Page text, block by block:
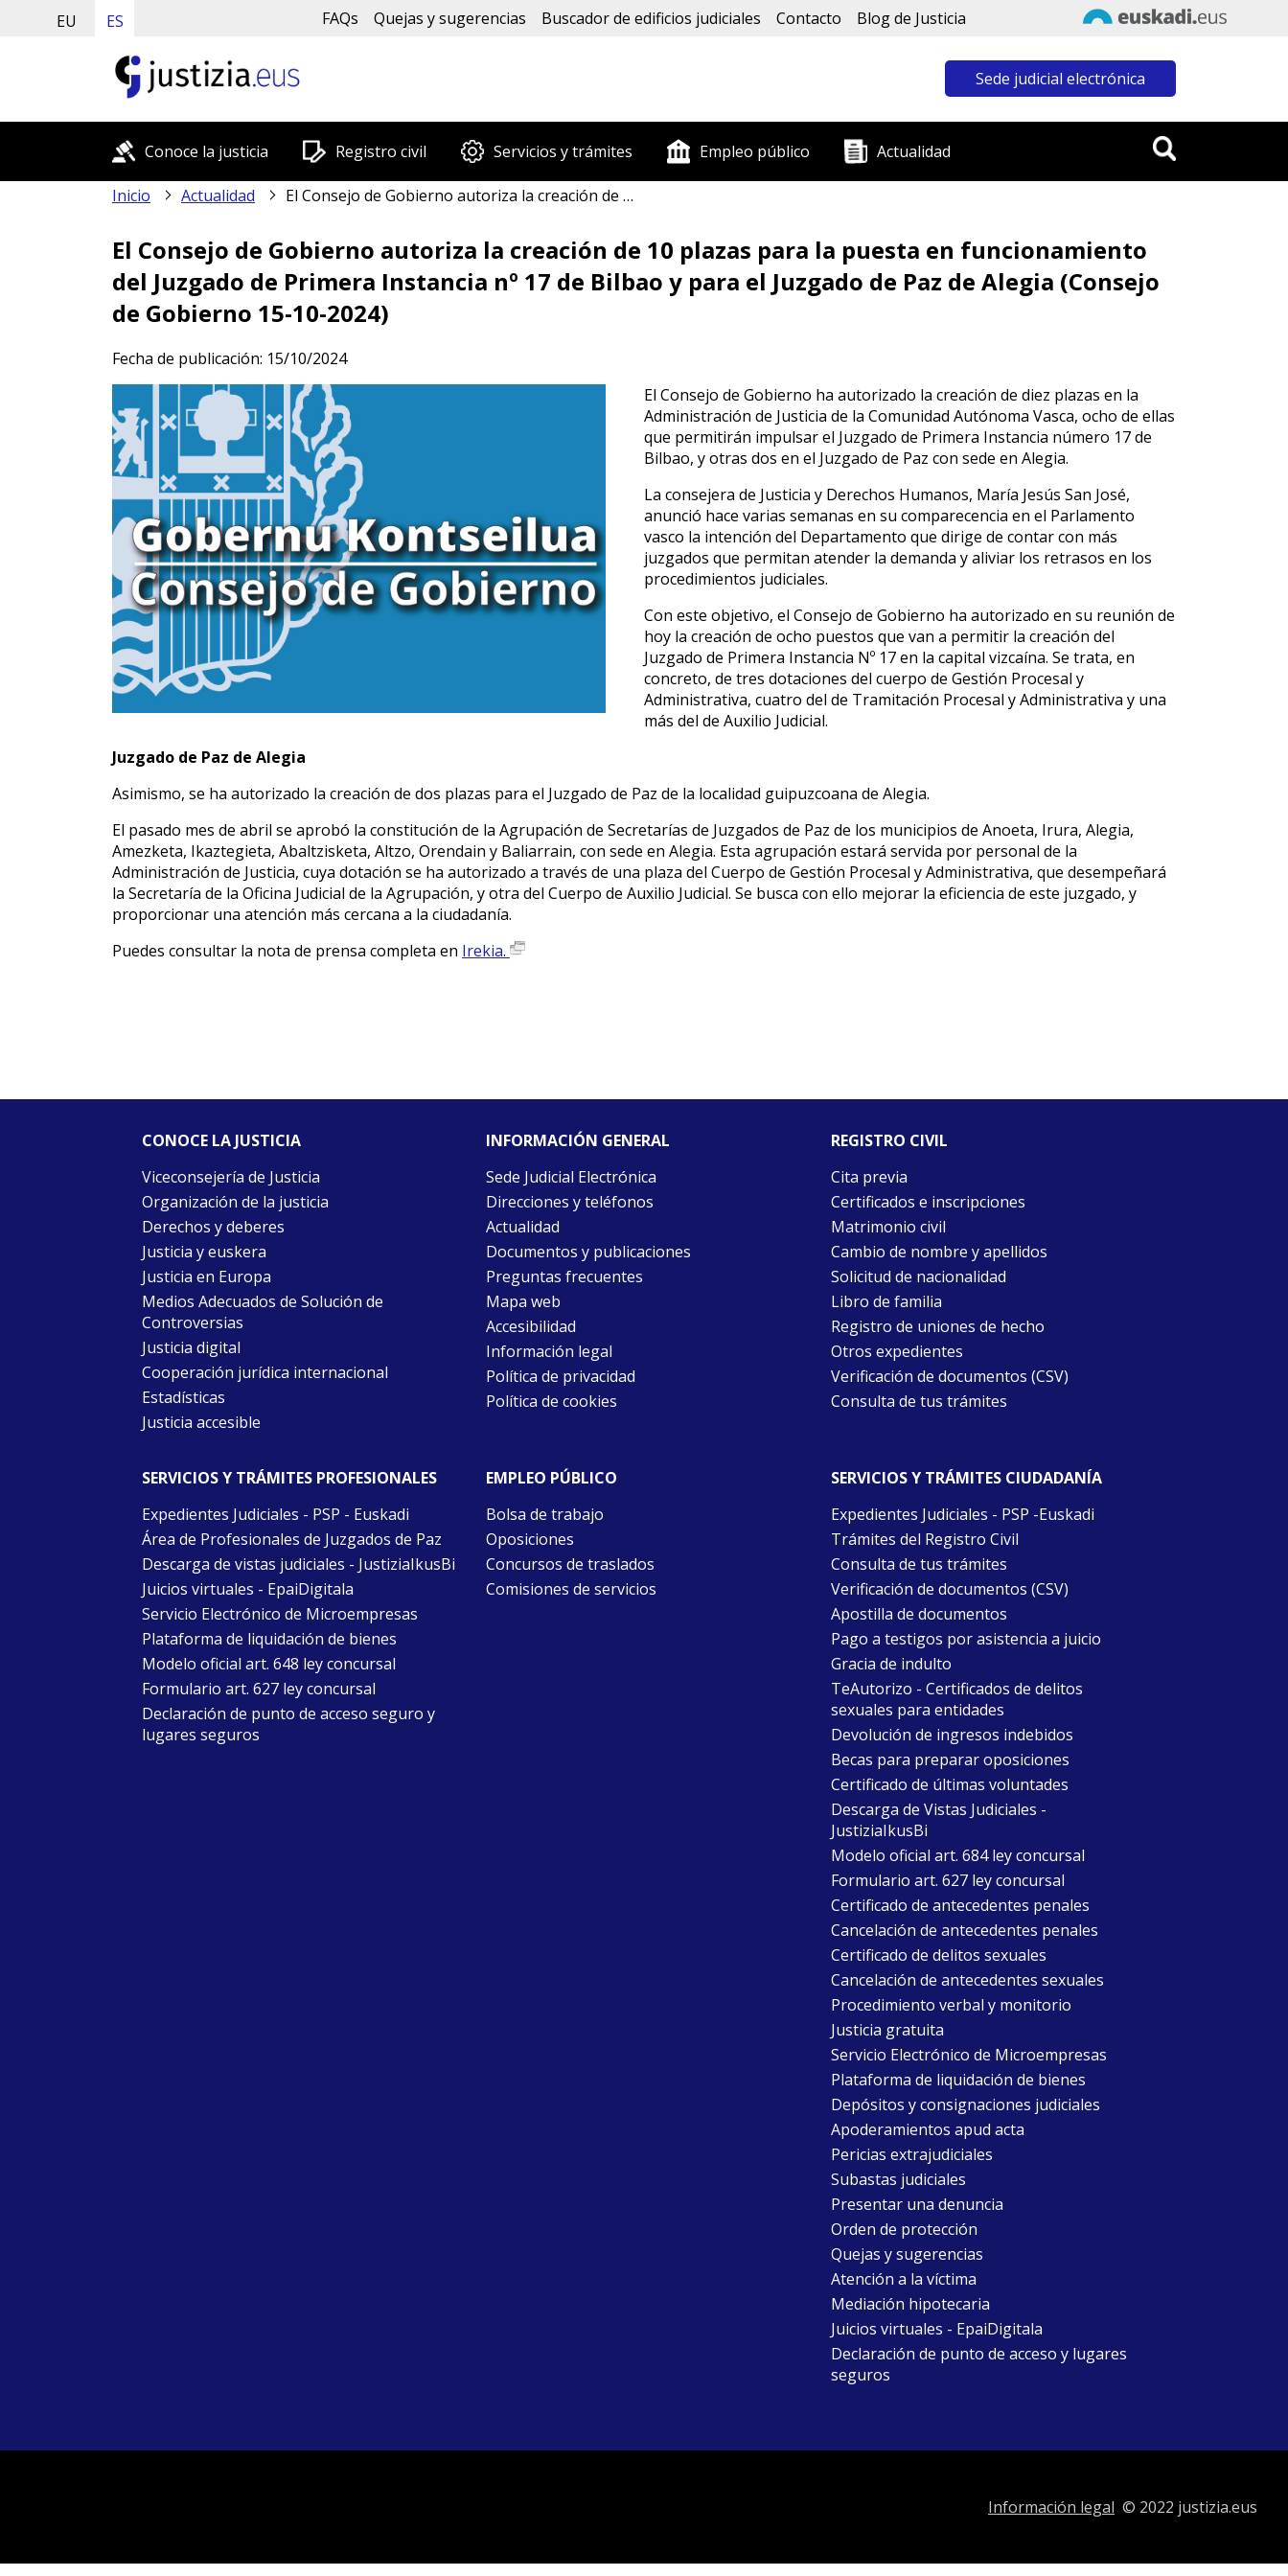
EU ES FAQs Quejas y sugerencias Buscador de edificios judiciales Contacto Blog de Justicia
Sede judicial electrónica
Conoce la justicia Registro civil Servicios y trámites Empleo público Actualidad
Inicio Actualidad El Consejo de Gobierno autoriza la creación de 10 plazas para la puesta en funcionamiento del Juzgado de Primera Instancia nº 17 de Bilbao y para el Juzgado de Paz de Alegia (Consejo de Gobierno 15-10-2024)
El Consejo de Gobierno autoriza la creación de 10 plazas para la puesta en funcionamiento
del Juzgado de Primera Instancia nº 17 de Bilbao y para el Juzgado de Paz de Alegia (Consejo
de Gobierno 15-10-2024)
Fecha de publicación: 15/10/2024
El Consejo de Gobierno ha autorizado la creación de diez plazas en la
Administración de Justicia de la Comunidad Autónoma Vasca, ocho de ellas
que permitirán impulsar el Juzgado de Primera Instancia número 17 de
Bilbao, y otras dos en el Juzgado de Paz con sede en Alegia.
La consejera de Justicia y Derechos Humanos, María Jesús San José,
anunció hace varias semanas en su comparecencia en el Parlamento
vasco la intención del Departamento que dirige de contar con más
juzgados que permitan atender la demanda y aliviar los retrasos en los
procedimientos judiciales.
Con este objetivo, el Consejo de Gobierno ha autorizado en su reunión de
hoy la creación de ocho puestos que van a permitir la creación del
Juzgado de Primera Instancia Nº 17 en la capital vizcaína. Se trata, en
concreto, de tres dotaciones del cuerpo de Gestión Procesal y
Administrativa, cuatro del de Tramitación Procesal y Administrativa y una
más del de Auxilio Judicial.
Juzgado de Paz de Alegia
Asimismo, se ha autorizado la creación de dos plazas para el Juzgado de Paz de la localidad guipuzcoana de Alegia.
El pasado mes de abril se aprobó la constitución de la Agrupación de Secretarías de Juzgados de Paz de los municipios de Anoeta, Irura, Alegia,
Amezketa, Ikaztegieta, Abaltzisketa, Altzo, Orendain y Baliarrain, con sede en Alegia. Esta agrupación estará servida por personal de la
Administración de Justicia, cuya dotación se ha autorizado a través de una plaza del Cuerpo de Gestión Procesal y Administrativa, que desempeñará
la Secretaría de la Oficina Judicial de la Agrupación, y otra del Cuerpo de Auxilio Judicial. Se busca con ello mejorar la eficiencia de este juzgado, y
proporcionar una atención más cercana a la ciudadanía.
Puedes consultar la nota de prensa completa en Irekia.
CONOCE LA JUSTICIA
Viceconsejería de Justicia
Organización de la justicia
Derechos y deberes
Justicia y euskera
Justicia en Europa
Medios Adecuados de Solución de
Controversias
Justicia digital
Cooperación jurídica internacional
Estadísticas
Justicia accesible
INFORMACIÓN GENERAL
Sede Judicial Electrónica
Direcciones y teléfonos
Actualidad
Documentos y publicaciones
Preguntas frecuentes
Mapa web
Accesibilidad
Información legal
Política de privacidad
Política de cookies
REGISTRO CIVIL
Cita previa
Certificados e inscripciones
Matrimonio civil
Cambio de nombre y apellidos
Solicitud de nacionalidad
Libro de familia
Registro de uniones de hecho
Otros expedientes
Verificación de documentos (CSV)
Consulta de tus trámites
SERVICIOS Y TRÁMITES PROFESIONALES
Expedientes Judiciales - PSP - Euskadi
Área de Profesionales de Juzgados de Paz
Descarga de vistas judiciales - JustiziaIkusBi
Juicios virtuales - EpaiDigitala
Servicio Electrónico de Microempresas
Plataforma de liquidación de bienes
Modelo oficial art. 648 ley concursal
Formulario art. 627 ley concursal
Declaración de punto de acceso seguro y
lugares seguros
EMPLEO PÚBLICO
Bolsa de trabajo
Oposiciones
Concursos de traslados
Comisiones de servicios
SERVICIOS Y TRÁMITES CIUDADANÍA
Expedientes Judiciales - PSP -Euskadi
Trámites del Registro Civil
Consulta de tus trámites
Verificación de documentos (CSV)
Apostilla de documentos
Pago a testigos por asistencia a juicio
Gracia de indulto
TeAutorizo - Certificados de delitos
sexuales para entidades
Devolución de ingresos indebidos
Becas para preparar oposiciones
Certificado de últimas voluntades
Descarga de Vistas Judiciales -
JustiziaIkusBi
Modelo oficial art. 684 ley concursal
Formulario art. 627 ley concursal
Certificado de antecedentes penales
Cancelación de antecedentes penales
Certificado de delitos sexuales
Cancelación de antecedentes sexuales
Procedimiento verbal y monitorio
Justicia gratuita
Servicio Electrónico de Microempresas
Plataforma de liquidación de bienes
Depósitos y consignaciones judiciales
Apoderamientos apud acta
Pericias extrajudiciales
Subastas judiciales
Presentar una denuncia
Orden de protección
Quejas y sugerencias
Atención a la víctima
Mediación hipotecaria
Juicios virtuales - EpaiDigitala
Declaración de punto de acceso y lugares
seguros
Información legal © 2022 justizia.eus